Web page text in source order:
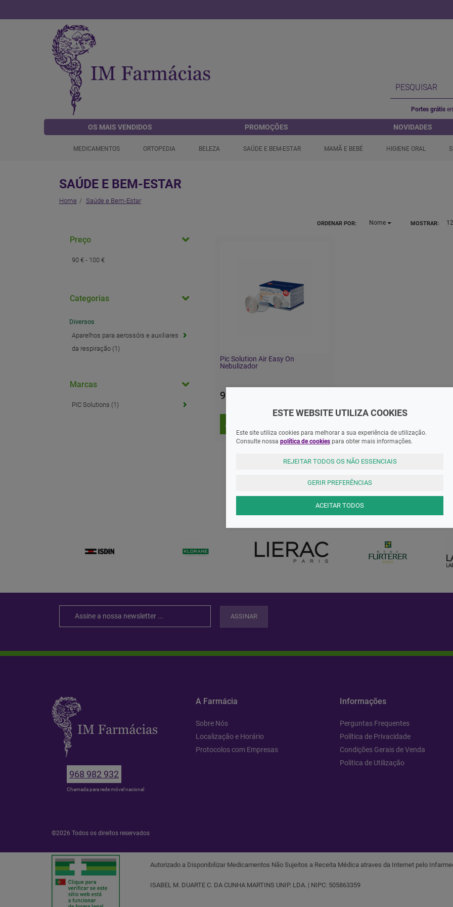
Portes grátis
OS MAIS VENDIDOS PROMOÇÕES NOVIDADES
MEDICAMENTOS ORTOPEDIA BELEZA SAÚDE E BEM-ESTAR MAMÃ E BEBÉ HIGIENE ORAL
SAÚDE E BEM-ESTAR
Home Saúde e Bem-Estar
Preço
90 € - 100 €
Categorias
Diversos
Aparelhos para aerossóis e auxiliares
da respiração (1)
Marcas
PIC Solutions (1)
ORDENAR POR: Nome MOSTRAR: 12
Pic Solution Air Easy On
Nebulizador
99,90 EUR
ADICIONAR
AS MELHORES MARCAS
ASSINAR
968 982 932
Chamada para rede móvel nacional
A Farmácia
Sobre Nós
Localização e Horário
Protocolos com Empresas
Informações
Perguntas Frequentes
Política de Privacidade
Condições Gerais de Venda
Politica de Utilização
©2026 Todos os direitos reservados
Autorizado a Disponibilizar Medicamentos Não Sujeitos a Receita Médica atraves da Internet pelo
ISABEL M. DUARTE C. DA CUNHA MARTINS UNIP. LDA. | NIPC: 505863359
ESTE WEBSITE UTILIZA COOKIES
Este site utiliza cookies para melhorar a sua experiência de utilização.
Consulte nossa política de cookies para obter mais informações.
REJEITAR TODOS OS NÃO ESSENCIAIS
GERIR PREFERÊNCIAS
ACEITAR TODOS